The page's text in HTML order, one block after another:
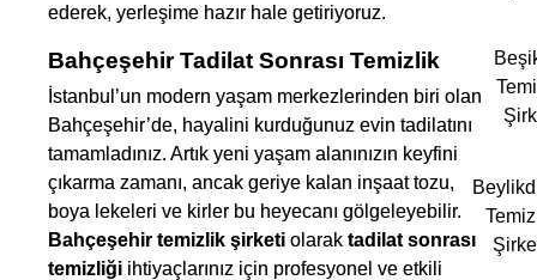
ederek, yerleşime hazır hale getiriyoruz.
Bahçeşehir Tadilat Sonrası Temizlik
İstanbul’un modern yaşam merkezlerinden biri olan
Bahçeşehir’de, hayalini kurduğunuz evin tadilatını
tamamladınız. Artık yeni yaşam alanınızın keyfini
çıkarma zamanı, ancak geriye kalan inşaat tozu,
boya lekeleri ve kirler bu heyecanı gölgeleyebilir.
Bahçeşehir temizlik şirketi olarak tadilat sonrası
temizliği ihtiyaçlarınız için profesyonel ve etkili